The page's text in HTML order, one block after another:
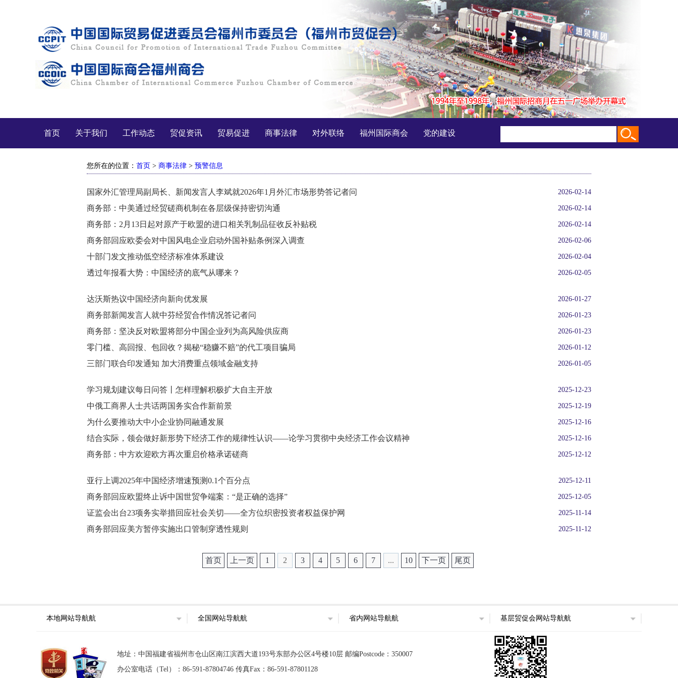
首页 关于我们 工作动态 贸促资讯 贸易促进 商事法律 对外联络 福州国际商会 党的建设
您所在的位置： 首页 > 商事法律 > 预警信息
2026-02-14
国家外汇管理局副局长、新闻发言人李斌就2026年1月外汇市场形势答记者问
2026-02-14
商务部：中美通过经贸磋商机制在各层级保持密切沟通
2026-02-14
商务部：2月13日起对原产于欧盟的进口相关乳制品征收反补贴税
2026-02-06
商务部回应欧委会对中国风电企业启动外国补贴条例深入调查
2026-02-04
十部门发文推动低空经济标准体系建设
2026-02-05
透过年报看大势：中国经济的底气从哪来？
2026-01-27
达沃斯热议中国经济向新向优发展
2026-01-23
商务部新闻发言人就中芬经贸合作情况答记者问
2026-01-23
商务部：坚决反对欧盟将部分中国企业列为高风险供应商
2026-01-12
零门槛、高回报、包回收？揭秘“稳赚不赔”的代工项目骗局
2026-01-05
三部门联合印发通知 加大消费重点领域金融支持
2025-12-23
学习规划建议每日问答丨怎样理解积极扩大自主开放
2025-12-19
中俄工商界人士共话两国务实合作新前景
2025-12-16
为什么要推动大中小企业协同融通发展
2025-12-16
结合实际，领会做好新形势下经济工作的规律性认识——论学习贯彻中央经济工作会议精神
2025-12-12
商务部：中方欢迎欧方再次重启价格承诺磋商
2025-12-11
亚行上调2025年中国经济增速预测0.1个百分点
2025-12-05
商务部回应欧盟终止诉中国世贸争端案：“是正确的选择”
2025-11-14
证监会出台23项务实举措回应社会关切——全方位织密投资者权益保护网
2025-11-12
商务部回应美方暂停实施出口管制穿透性规则
首页 上一页 1 2 3 4 5 6 7 ... 10 下一页 尾页
本地网站导航航 全国网站导航航 省内网站导航航 基层贸促会网站导航航
地址：中国福建省福州市仓山区南江滨西大道193号东部办公区4号楼10层 邮编Postcode：350007
办公室电话（Tel）：86-591-87804746 传真Fax：86-591-87801128